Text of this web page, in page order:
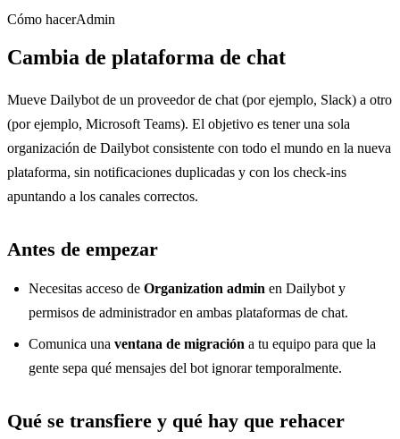
Cómo hacerAdmin
Cambia de plataforma de chat
Mueve Dailybot de un proveedor de chat (por ejemplo, Slack) a otro
(por ejemplo, Microsoft Teams). El objetivo es tener una sola
organización de Dailybot consistente con todo el mundo en la nueva
plataforma, sin notificaciones duplicadas y con los check-ins
apuntando a los canales correctos.
Antes de empezar
Necesitas acceso de Organization admin en Dailybot y
permisos de administrador en ambas plataformas de chat.
Comunica una ventana de migración a tu equipo para que la
gente sepa qué mensajes del bot ignorar temporalmente.
Qué se transfiere y qué hay que rehacer